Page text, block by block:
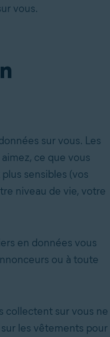
vous.
sur vous. Les
ce que vous
sensibles (vos
niveau de vie, votre
en données vous
ou à toute
collectent sur vous ne
les vêtements pour